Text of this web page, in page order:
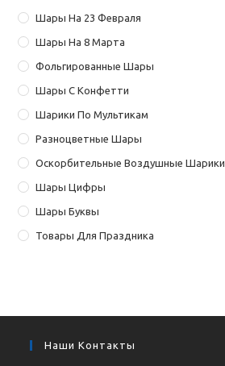
Шары На 23 Февраля
Шары На 8 Марта
Фольгированные Шары
Шары С Конфетти
Шарики По Мультикам
Разноцветные Шары
Оскорбительные Воздушные Шарики
Шары Цифры
Шары Буквы
Товары Для Праздника
Наши Контакты